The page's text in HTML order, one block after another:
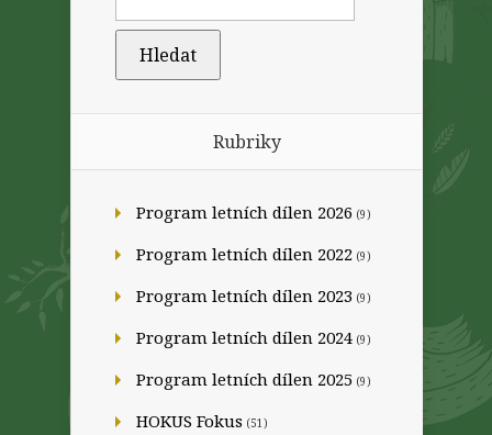
Rubriky
Program letních dílen 2026 (9)
Program letních dílen 2022 (9)
Program letních dílen 2023 (9)
Program letních dílen 2024 (9)
Program letních dílen 2025 (9)
HOKUS Fokus (51)